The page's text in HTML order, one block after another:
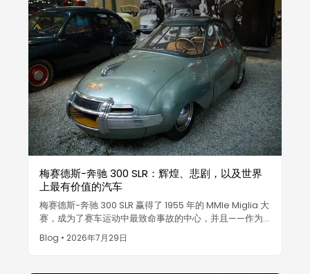
梅赛德斯-奔驰 300 SLR：辉煌、悲剧，以及世界
上最有价值的汽车
梅赛德斯-奔驰 300 SLR 赢得了 1955 年的 MMIe Miglia 大
赛，成为了赛车运动中最致命事故的中心，并且——作为
Uhlenhaut Coupé——以 1.35 亿欧元的价格成为有史以
来最昂贵的汽车。
Blog • 2026年7月29日